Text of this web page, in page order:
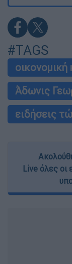
#TAGS
Άδωνις
ειδήσεις
Live όλες οι